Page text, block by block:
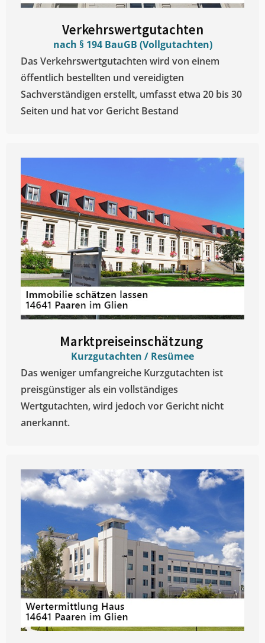
Verkehrswertgutachten
nach § 194 BauGB (Vollgutachten)
Das Verkehrswertgutachten wird von einem
öffentlich bestellten und vereidigten
Sachverständigen erstellt, umfasst etwa 20 bis 30
Seiten und hat vor Gericht Bestand
Marktpreiseinschätzung ​
Kurzgutachten / Resümee
Das weniger umfangreiche Kurzgutachten ist
preisgünstiger als ein vollständiges
Wertgutachten, wird jedoch vor Gericht nicht
anerkannt.